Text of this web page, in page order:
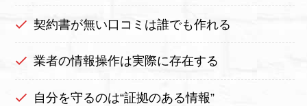
契約書が無い口コミは誰でも作れる
業者の情報操作は実際に存在する
自分を守るのは“証拠のある情報”